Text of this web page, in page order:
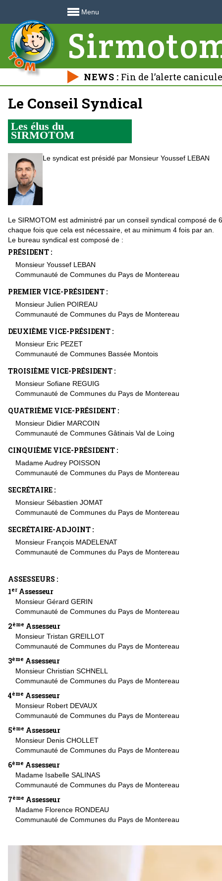
Menu
NEWS : Fin de l’alerte
déchetteries 🍃
Le Conseil Syndical
Les élus du
SIRMOTOM
Le syndicat est présidé par Monsieur Youssef LEBAN
Le SIRMOTOM est administré par un conseil syndical composé de
chaque fois que cela est nécessaire, et au minimum 4 fois par an.
Le bureau syndical est composé de :
PRÉSIDENT :
Monsieur Youssef LEBAN
Communauté de Communes du Pays de Montereau
PREMIER VICE-PRÉSIDENT :
Monsieur Julien POIREAU
Communauté de Communes du Pays de Montereau
DEUXIÈME VICE-PRÉSIDENT :
Monsieur Eric PEZET
Communauté de Communes Bassée Montois
TROISIÈME VICE-PRÉSIDENT :
Monsieur Sofiane REGUIG
Communauté de Communes du Pays de Montereau
QUATRIÈME VICE-PRÉSIDENT :
Monsieur Didier MARCOIN
Communauté de Communes Gâtinais Val de Loing
CINQUIÈME VICE-PRÉSIDENT :
Madame Audrey POISSON
Communauté de Communes du Pays de Montereau
SECRÉTAIRE :
Monsieur Sébastien JOMAT
Communauté de Communes du Pays de Montereau
SECRÉTAIRE-ADJOINT :
Monsieur François MADELENAT
Communauté de Communes du Pays de Montereau
ASSESSEURS :
1er Assesseur
Monsieur Gérard GERIN
Communauté de Communes du Pays de Montereau
2ème Assesseur
Monsieur Tristan GREILLOT
Communauté de Communes du Pays de Montereau
3ème Assesseur
Monsieur Christian SCHNELL
Communauté de Communes du Pays de Montereau
4ème Assesseur
Monsieur Robert DEVAUX
Communauté de Communes du Pays de Montereau
5ème Assesseur
Monsieur Denis CHOLLET
Communauté de Communes du Pays de Montereau
6ème Assesseur
Madame Isabelle SALINAS
Communauté de Communes du Pays de Montereau
7ème Assesseur
Madame Florence RONDEAU
Communauté de Communes du Pays de Montereau